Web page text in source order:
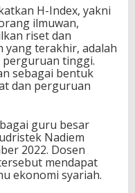
H-Index, yakni
ilmuwan,
riset dan
yang terakhir, adalah
perguruan tinggi.
sebagai bentuk
dan perguruan
guru besar
Nadiem
2022. Dosen
mendapat
ekonomi syariah.